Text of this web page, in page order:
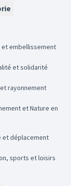
et embellissement
et solidarité
et rayonnement
et déplacement
sports et loisirs